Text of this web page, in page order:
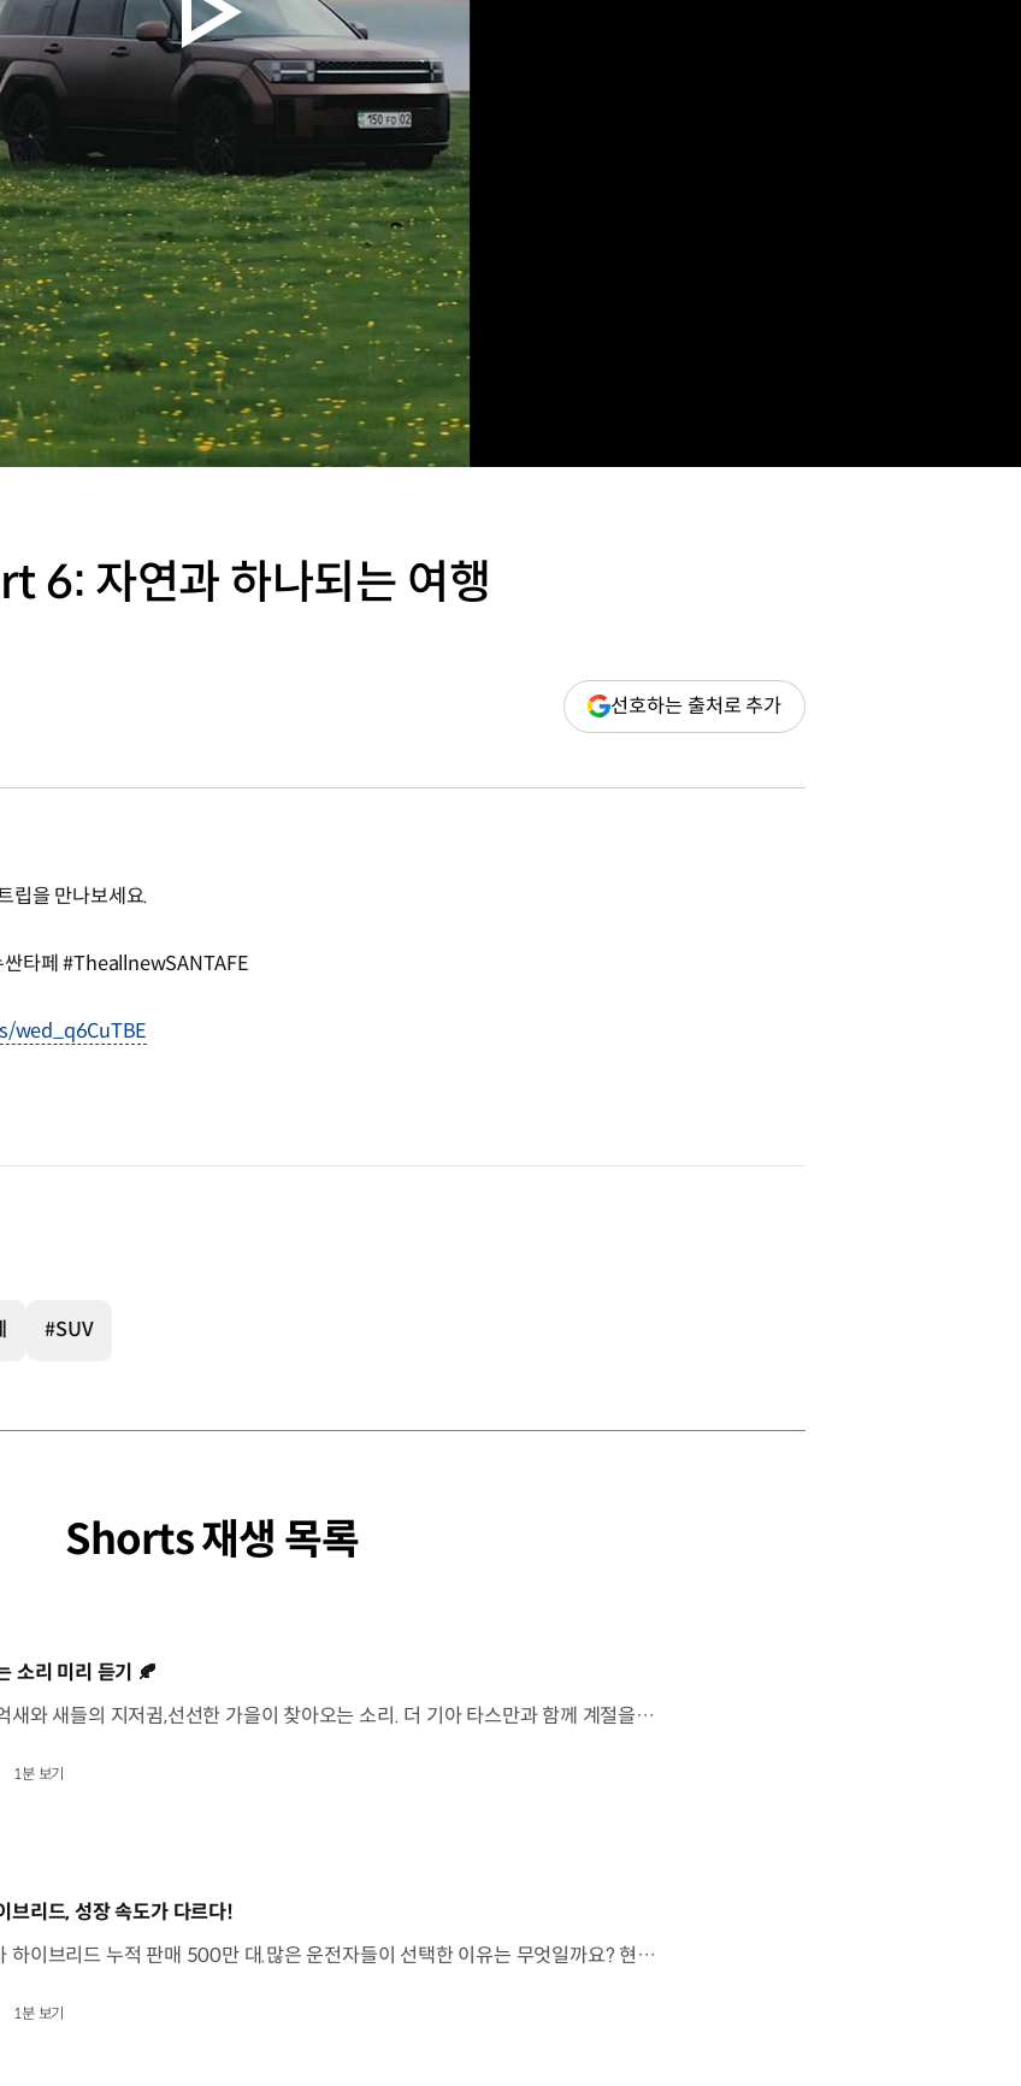
6: 자연과 하나되는 여행
선호하는 출처로 추가(새
창
립을 만나보세요.
싼타페 #TheallnewSANTAFE
wed_q6CuTBE
#SUV
Shorts 재생 목록
소리 미리 듣기 🍂
살랑이는 억새와 새들의 지저귐,선선한 가을이 찾아오는 소리. 더 기아 타스만과 함께 계절을 만나보세요. 🎧 *본 영상은 AI를 활용해 제작했습니다. #기아 #더기아타스만 #타스만 #가을 #입추 #Tasman #ASMR
1분 보기
브리드, 성장 속도가 다르다!
현대자동차 하이브리드 누적 판매 500만 대.많은 운전자들이 선택한 이유는 무엇일까요? 현대진행형 팟캐스트 EP.21에서 확인하세요.📻 #현대자동차그룹 #현대진행형 #모빌리티팟캐스트 #하이브리드 #연료 #미래모빌리티 #모빌리티
1분 보기